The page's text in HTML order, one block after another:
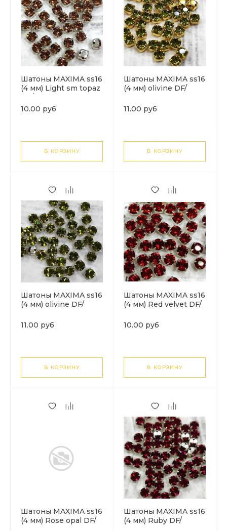
Шатоны MAXIMA ss16
(4 мм) Light sm topaz
10.00 руб
В КОРЗИНУ
Шатоны MAXIMA ss16
(4 мм) olivine DF/
11.00 руб
В КОРЗИНУ
Шатоны MAXIMA ss16
(4 мм) olivine DF/
11.00 руб
В КОРЗИНУ
Шатоны MAXIMA ss16
(4 мм) Red velvet DF/
10.00 руб
В КОРЗИНУ
Шатоны MAXIMA ss16
(4 мм) Rose opal DF/
Шатоны MAXIMA ss16
(4 мм) Ruby DF/